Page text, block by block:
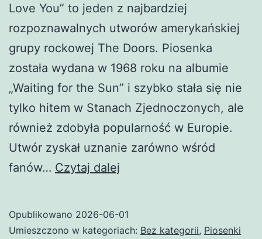
Love You” to jeden z najbardziej
rozpoznawalnych utworów amerykańskiej
grupy rockowej The Doors. Piosenka
została wydana w 1968 roku na albumie
„Waiting for the Sun” i szybko stała się nie
tylko hitem w Stanach Zjednoczonych, ale
również zdobyła popularność w Europie.
Utwór zyskał uznanie zarówno wśród
fanów… Czytaj dalej
You
Opublikowano 2026-06-01
Umieszczono w kategoriach: Bez kategorii, Piosenki